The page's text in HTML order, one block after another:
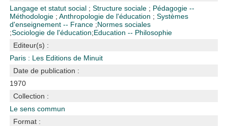
Langage et statut social ;Structure sociale ; Pédagogie --
Méthodologie ;Anthropologie de l'éducation ;Systèmes
d'enseignement -- France ;Normes sociales
;Sociologie de l'éducation;Education -- Philosophie
Editeur(s) :
Paris : Les Editions de Minuit
Date de publication :
1970
Collection :
Le sens commun
Format :